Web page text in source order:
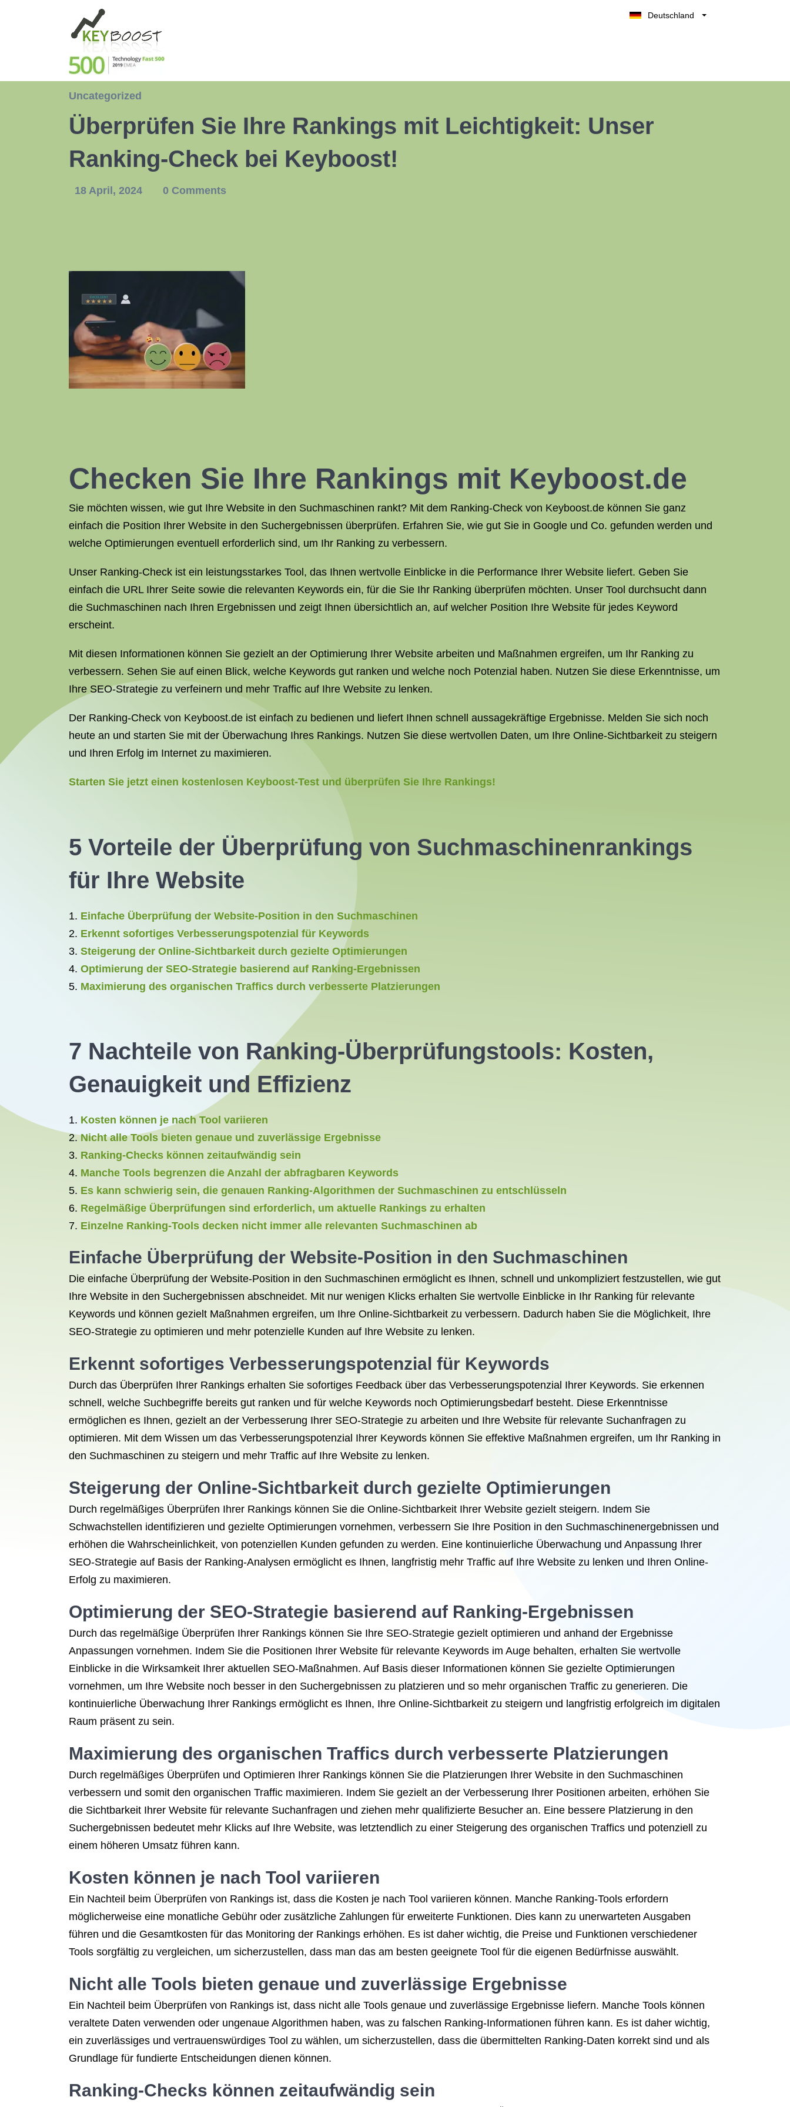
Deutschland
Uncategorized
Überprüfen Sie Ihre Rankings mit Leichtigkeit: Unser
Ranking-Check bei Keyboost!
18 April, 2024 0 Comments
Checken Sie Ihre Rankings mit Keyboost.de
Sie möchten wissen, wie gut Ihre Website in den Suchmaschinen rankt? Mit dem Ranking-Check von Keyboost.de können Sie ganz
einfach die Position Ihrer Website in den Suchergebnissen überprüfen. Erfahren Sie, wie gut Sie in Google und Co. gefunden werden und
welche Optimierungen eventuell erforderlich sind, um Ihr Ranking zu verbessern.
Unser Ranking-Check ist ein leistungsstarkes Tool, das Ihnen wertvolle Einblicke in die Performance Ihrer Website liefert. Geben Sie
einfach die URL Ihrer Seite sowie die relevanten Keywords ein, für die Sie Ihr Ranking überprüfen möchten. Unser Tool durchsucht dann
die Suchmaschinen nach Ihren Ergebnissen und zeigt Ihnen übersichtlich an, auf welcher Position Ihre Website für jedes Keyword
erscheint.
Mit diesen Informationen können Sie gezielt an der Optimierung Ihrer Website arbeiten und Maßnahmen ergreifen, um Ihr Ranking zu
verbessern. Sehen Sie auf einen Blick, welche Keywords gut ranken und welche noch Potenzial haben. Nutzen Sie diese Erkenntnisse, um
Ihre SEO-Strategie zu verfeinern und mehr Traffic auf Ihre Website zu lenken.
Der Ranking-Check von Keyboost.de ist einfach zu bedienen und liefert Ihnen schnell aussagekräftige Ergebnisse. Melden Sie sich noch
heute an und starten Sie mit der Überwachung Ihres Rankings. Nutzen Sie diese wertvollen Daten, um Ihre Online-Sichtbarkeit zu steigern
und Ihren Erfolg im Internet zu maximieren.
Starten Sie jetzt einen kostenlosen Keyboost-Test und überprüfen Sie Ihre Rankings!
5 Vorteile der Überprüfung von Suchmaschinenrankings
für Ihre Website
Einfache Überprüfung der Website-Position in den Suchmaschinen
Erkennt sofortiges Verbesserungspotenzial für Keywords
Steigerung der Online-Sichtbarkeit durch gezielte Optimierungen
Optimierung der SEO-Strategie basierend auf Ranking-Ergebnissen
Maximierung des organischen Traffics durch verbesserte Platzierungen
7 Nachteile von Ranking-Überprüfungstools: Kosten,
Genauigkeit und Effizienz
Kosten können je nach Tool variieren
Nicht alle Tools bieten genaue und zuverlässige Ergebnisse
Ranking-Checks können zeitaufwändig sein
Manche Tools begrenzen die Anzahl der abfragbaren Keywords
Es kann schwierig sein, die genauen Ranking-Algorithmen der Suchmaschinen zu entschlüsseln
Regelmäßige Überprüfungen sind erforderlich, um aktuelle Rankings zu erhalten
Einzelne Ranking-Tools decken nicht immer alle relevanten Suchmaschinen ab
Einfache Überprüfung der Website-Position in den Suchmaschinen
Die einfache Überprüfung der Website-Position in den Suchmaschinen ermöglicht es Ihnen, schnell und unkompliziert festzustellen, wie gut
Ihre Website in den Suchergebnissen abschneidet. Mit nur wenigen Klicks erhalten Sie wertvolle Einblicke in Ihr Ranking für relevante
Keywords und können gezielt Maßnahmen ergreifen, um Ihre Online-Sichtbarkeit zu verbessern. Dadurch haben Sie die Möglichkeit, Ihre
SEO-Strategie zu optimieren und mehr potenzielle Kunden auf Ihre Website zu lenken.
Erkennt sofortiges Verbesserungspotenzial für Keywords
Durch das Überprüfen Ihrer Rankings erhalten Sie sofortiges Feedback über das Verbesserungspotenzial Ihrer Keywords. Sie erkennen
schnell, welche Suchbegriffe bereits gut ranken und für welche Keywords noch Optimierungsbedarf besteht. Diese Erkenntnisse
ermöglichen es Ihnen, gezielt an der Verbesserung Ihrer SEO-Strategie zu arbeiten und Ihre Website für relevante Suchanfragen zu
optimieren. Mit dem Wissen um das Verbesserungspotenzial Ihrer Keywords können Sie effektive Maßnahmen ergreifen, um Ihr Ranking in
den Suchmaschinen zu steigern und mehr Traffic auf Ihre Website zu lenken.
Steigerung der Online-Sichtbarkeit durch gezielte Optimierungen
Durch regelmäßiges Überprüfen Ihrer Rankings können Sie die Online-Sichtbarkeit Ihrer Website gezielt steigern. Indem Sie
Schwachstellen identifizieren und gezielte Optimierungen vornehmen, verbessern Sie Ihre Position in den Suchmaschinenergebnissen und
erhöhen die Wahrscheinlichkeit, von potenziellen Kunden gefunden zu werden. Eine kontinuierliche Überwachung und Anpassung Ihrer
SEO-Strategie auf Basis der Ranking-Analysen ermöglicht es Ihnen, langfristig mehr Traffic auf Ihre Website zu lenken und Ihren Online-
Erfolg zu maximieren.
Optimierung der SEO-Strategie basierend auf Ranking-Ergebnissen
Durch das regelmäßige Überprüfen Ihrer Rankings können Sie Ihre SEO-Strategie gezielt optimieren und anhand der Ergebnisse
Anpassungen vornehmen. Indem Sie die Positionen Ihrer Website für relevante Keywords im Auge behalten, erhalten Sie wertvolle
Einblicke in die Wirksamkeit Ihrer aktuellen SEO-Maßnahmen. Auf Basis dieser Informationen können Sie gezielte Optimierungen
vornehmen, um Ihre Website noch besser in den Suchergebnissen zu platzieren und so mehr organischen Traffic zu generieren. Die
kontinuierliche Überwachung Ihrer Rankings ermöglicht es Ihnen, Ihre Online-Sichtbarkeit zu steigern und langfristig erfolgreich im digitalen
Raum präsent zu sein.
Maximierung des organischen Traffics durch verbesserte Platzierungen
Durch regelmäßiges Überprüfen und Optimieren Ihrer Rankings können Sie die Platzierungen Ihrer Website in den Suchmaschinen
verbessern und somit den organischen Traffic maximieren. Indem Sie gezielt an der Verbesserung Ihrer Positionen arbeiten, erhöhen Sie
die Sichtbarkeit Ihrer Website für relevante Suchanfragen und ziehen mehr qualifizierte Besucher an. Eine bessere Platzierung in den
Suchergebnissen bedeutet mehr Klicks auf Ihre Website, was letztendlich zu einer Steigerung des organischen Traffics und potenziell zu
einem höheren Umsatz führen kann.
Kosten können je nach Tool variieren
Ein Nachteil beim Überprüfen von Rankings ist, dass die Kosten je nach Tool variieren können. Manche Ranking-Tools erfordern
möglicherweise eine monatliche Gebühr oder zusätzliche Zahlungen für erweiterte Funktionen. Dies kann zu unerwarteten Ausgaben
führen und die Gesamtkosten für das Monitoring der Rankings erhöhen. Es ist daher wichtig, die Preise und Funktionen verschiedener
Tools sorgfältig zu vergleichen, um sicherzustellen, dass man das am besten geeignete Tool für die eigenen Bedürfnisse auswählt.
Nicht alle Tools bieten genaue und zuverlässige Ergebnisse
Ein Nachteil beim Überprüfen von Rankings ist, dass nicht alle Tools genaue und zuverlässige Ergebnisse liefern. Manche Tools können
veraltete Daten verwenden oder ungenaue Algorithmen haben, was zu falschen Ranking-Informationen führen kann. Es ist daher wichtig,
ein zuverlässiges und vertrauenswürdiges Tool zu wählen, um sicherzustellen, dass die übermittelten Ranking-Daten korrekt sind und als
Grundlage für fundierte Entscheidungen dienen können.
Ranking-Checks können zeitaufwändig sein